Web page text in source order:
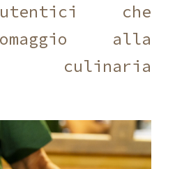
che
alla
culinaria